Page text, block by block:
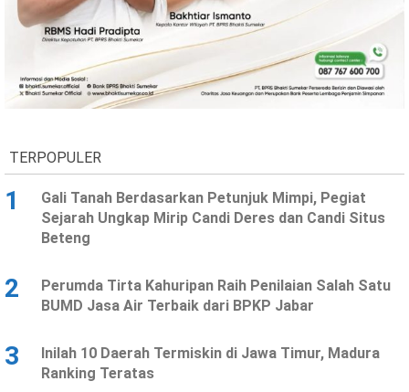
TERPOPULER
1
Gali Tanah Berdasarkan Petunjuk Mimpi, Pegiat
Sejarah Ungkap Mirip Candi Deres dan Candi Situs
Beteng
2
Perumda Tirta Kahuripan Raih Penilaian Salah Satu
BUMD Jasa Air Terbaik dari BPKP Jabar
3
Inilah 10 Daerah Termiskin di Jawa Timur, Madura
Ranking Teratas